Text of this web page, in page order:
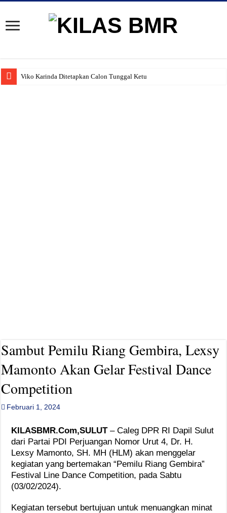
Viko Karinda Ditetapkan Calon Tunggal Ketua PWI B
Sambut Pemilu Riang Gembira, Lexsy
Mamonto Akan Gelar Festival Dance
Competition
Februari 1, 2024
KILASBMR.Com,SULUT– Caleg DPR RI Dapil Sulut
dari Partai PDI Perjuangan Nomor Urut 4, Dr. H.
Lexsy Mamonto, SH. MH (HLM) akan menggelar
kegiatan yang bertemakan “Pemilu Riang Gembira”
Festival Line Dance Competition, pada Sabtu
(03/02/2024).
Kegiatan tersebut bertujuan untuk menuangkan minat